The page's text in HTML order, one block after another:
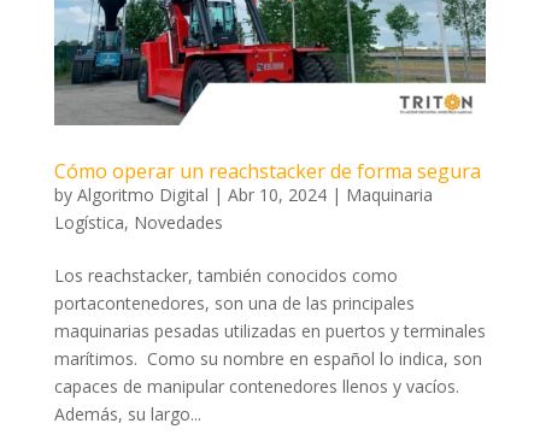
Cómo operar un reachstacker de forma segura
by Algoritmo Digital | Abr 10, 2024| Maquinaria
Logística, Novedades
Los reachstacker, también conocidos como
portacontenedores, son una de las principales
maquinarias pesadas utilizadas en puertos y terminales
marítimos. Como su nombre en español lo indica, son
capaces de manipular contenedores llenos y vacíos.
Además, su largo...